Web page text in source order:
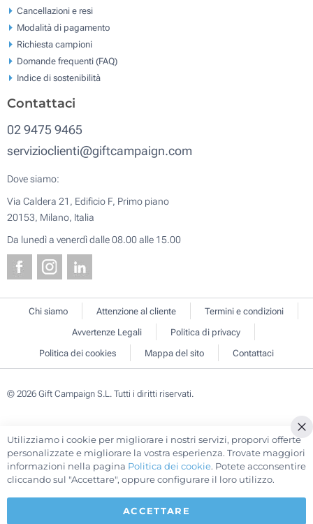
Cancellazioni e resi
Modalità di pagamento
Richiesta campioni
Domande frequenti (FAQ)
Indice di sostenibilità
Contattaci
02 9475 9465
servizioclienti@giftcampaign.com
Dove siamo:
Via Caldera 21, Edificio F, Primo piano
20153, Milano, Italia
Da lunedì a venerdì dalle 08.00 alle 15.00
Chi siamo Attenzione al cliente
Termini e condizioni
Avvertenze Legali
Politica di privacy
Politica dei cookies
Mappa del sito Contattaci
© 2026 Gift Campaign S.L. Tutti i diritti riservati.
Utilizziamo i cookie per migliorare i nostri servizi, proporvi offerte
personalizzate e migliorare la vostra esperienza. Trovate maggiori
informazioni nella pagina Politica dei cookie. Potete acconsentire
cliccando sul "Accettare", oppure configurare il loro utilizzo.
ACCETTARE